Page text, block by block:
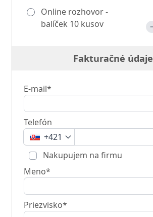
Online rozhovor -
balíček 10 kusov
Fakturačné údaje
E-mail*
Telefón
+421
Nakupujem na firmu
Meno*
Priezvisko*